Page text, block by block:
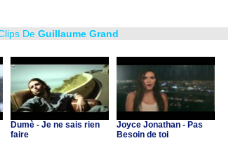
De Guillaume Grand
Dumè - Je ne sais rien
faire
Joyce Jonathan - Pas
Besoin de toi